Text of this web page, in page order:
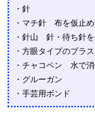
・針
・マチ針 布を仮止め
・針山 針・待ち針を
・方眼タイプのプラ
・チャコペン 水で消
・グルーガン
・手芸用ボンド